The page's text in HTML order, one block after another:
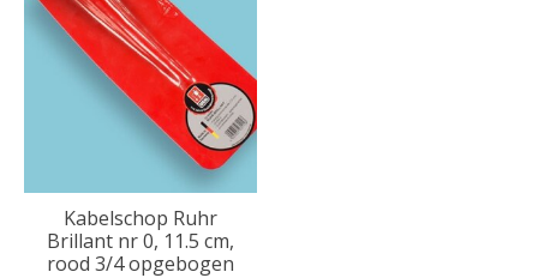
Kabelschop Ruhr
Brillant nr 0, 11.5 cm,
rood 3/4 opgebogen